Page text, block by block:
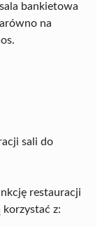
bankietowa
na
sali do
restauracji
korzystać z: